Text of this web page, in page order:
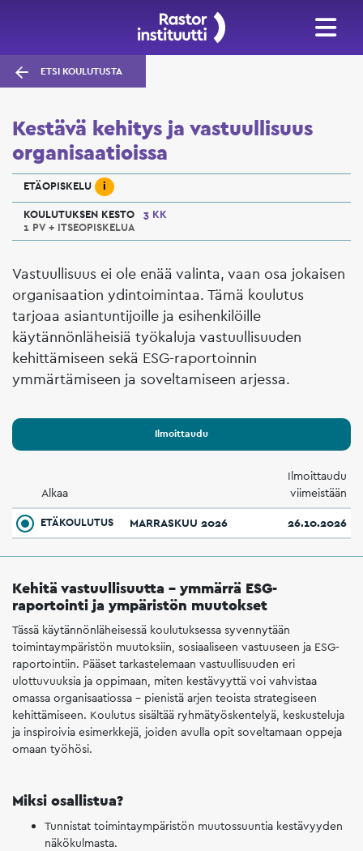
ETSI KOULUTUSTA
Kestävä kehitys ja vastuullisuus
organisaatioissa
ETÄOPISKELU i
KOULUTUKSEN KESTO
3 KK
1 PV + ITSEOPISKELUA
Vastuullisuus ei ole enää valinta, vaan osa jokaisen
organisaation ydintoimintaa. Tämä koulutus
tarjoaa asiantuntijoille ja esihenkilöille
käytännönläheisiä työkaluja vastuullisuuden
kehittämiseen sekä ESG-raportoinnin
ymmärtämiseen ja soveltamiseen arjessa.
Ilmoittaudu
Alkaa
Ilmoittaudu
viimeistään
ETÄKOULUTUS MARRASKUU 2026 26.10.2026
Kehitä vastuullisuutta – ymmärrä ESG-
raportointi ja ympäristön muutokset
Tässä käytännönläheisessä koulutuksessa syvennytään
toimintaympäristön muutoksiin, sosiaaliseen vastuuseen ja ESG-
raportointiin. Pääset tarkastelemaan vastuullisuuden eri
ulottuvuuksia ja oppimaan, miten kestävyyttä voi vahvistaa
omassa organisaatiossa – pienistä arjen teoista strategiseen
kehittämiseen. Koulutus sisältää ryhmätyöskentelyä, keskusteluja
ja inspiroivia esimerkkejä, joiden avulla opit soveltamaan oppeja
omaan työhösi.
Miksi osallistua?
Tunnistat toimintaympäristön muutossuuntia kestävyyden
näkökulmasta.